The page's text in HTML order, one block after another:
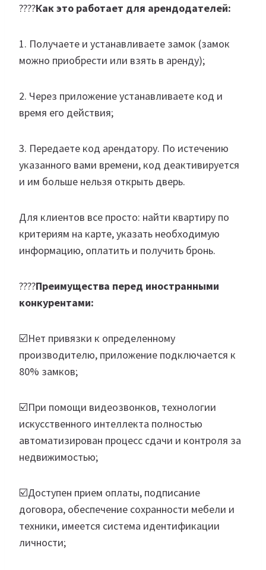
????Как это работает для арендодателей:
1. Получаете и устанавливаете замок (замок
можно приобрести или взять в аренду);
2. Через приложение устанавливаете код и
время его действия;
3. Передаете код арендатору. По истечению
указанного вами времени, код деактивируется
и им больше нельзя открыть дверь.
Для клиентов все просто: найти квартиру по
критериям на карте, указать необходимую
информацию, оплатить и получить бронь.
????Преимущества перед иностранными
конкурентами:
☑️Нет привязки к определенному
производителю, приложение подключается к
80% замков;
☑️При помощи видеозвонков, технологии
искусственного интеллекта полностью
автоматизирован процесс сдачи и контроля за
недвижимостью;
☑️Доступен прием оплаты, подписание
договора, обеспечение сохранности мебели и
техники, имеется система идентификации
личности;